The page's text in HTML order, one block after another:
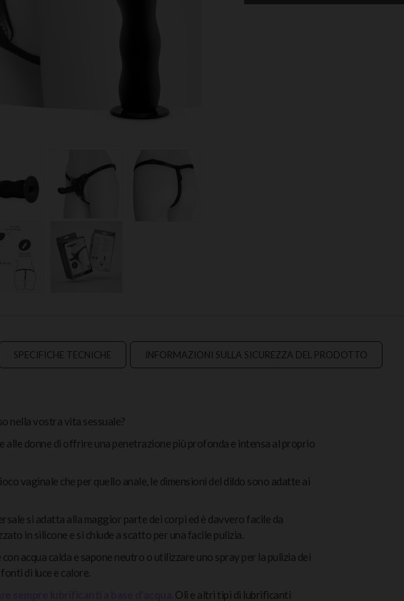
SPECIFICHE TECNICHE INFORMAZIONI SULLA SICUREZZA DEL PRODOTTO
nella vostra vita sessuale?
donne di offrire una penetrazione più profonda e intensa al proprio
vaginale che per quello anale, le dimensioni del dildo sono adatte ai
si adatta alla maggior parte dei corpi ed è davvero facile da
in silicone e si chiude a scatto per una facile pulizia.
acqua calda e sapone neutro o utilizzare uno spray per la pulizia dei
di luce e calore.
Oli e altri tipi di lubrificanti